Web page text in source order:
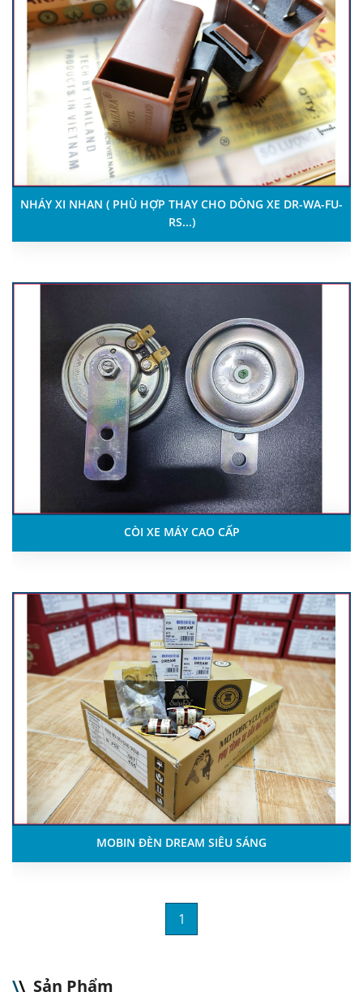
NHÁY XI NHAN ( PHÙ HỢP THAY CHO DÒNG XE DR-WA-FU-
RS...)
CÒI XE MÁY CAO CẤP
MOBIN ĐÈN DREAM SIÊU SÁNG
1
\\ Sản Phẩm